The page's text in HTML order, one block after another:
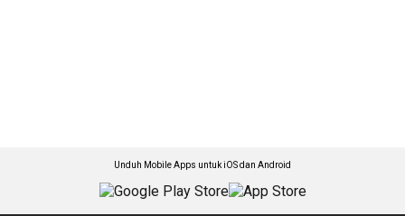
Unduh Mobile Apps untuk iOS dan Android